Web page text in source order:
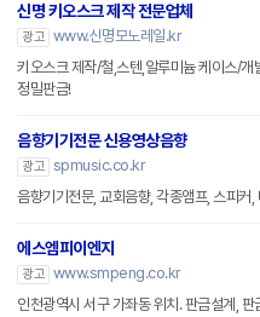
신명 키오스크 제작 전문업체
광고 www.신명모노레일.kr
키오스크 제작/철,스텐,알루미늄 케이스/개
정밀판금!
음향기기전문 신용영상음향
광고 spmusic.co.kr
음향기기전문, 교회음향, 각종앰프, 스피커
에스엠피이엔지
광고 www.smpeng.co.kr
인천광역시 서구 가좌동 위치. 판금설계,